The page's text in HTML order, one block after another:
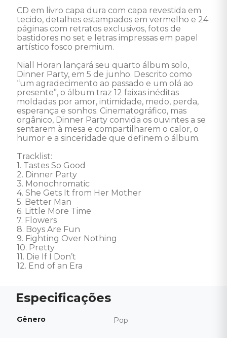
CD em livro capa dura com capa revestida em
tecido, detalhes estampados em vermelho e 24
páginas com retratos exclusivos, fotos de
bastidores no set e letras impressas em papel
artístico fosco premium.
Niall Horan lançará seu quarto álbum solo,
Dinner Party, em 5 de junho. Descrito como
“um agradecimento ao passado e um olá ao
presente”, o álbum traz 12 faixas inéditas
moldadas por amor, intimidade, medo, perda,
esperança e sonhos. Cinematográfico, mas
orgânico, Dinner Party convida os ouvintes a se
sentarem à mesa e compartilharem o calor, o
humor e a sinceridade que definem o álbum.
Tracklist:
1. Tastes So Good
2. Dinner Party
3. Monochromatic
4. She Gets It from Her Mother
5. Better Man
6. Little More Time
7. Flowers
8. Boys Are Fun
9. Fighting Over Nothing
10. Pretty
11. Die If I Don’t
12. End of an Era
Gênero Pop